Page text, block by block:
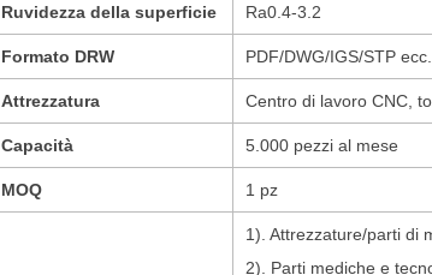
Ruvidezza della superficie Ra0.4-3.2
Formato DRW PDF/DWG/IGS/STP ecc.
Attrezzatura Centro di lavoro CNC,
Capacità 5.000 pezzi al mese
MOQ 1 pz
1). Attrezzature/parti di
2). Parti mediche e